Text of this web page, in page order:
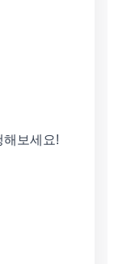
해보세요!